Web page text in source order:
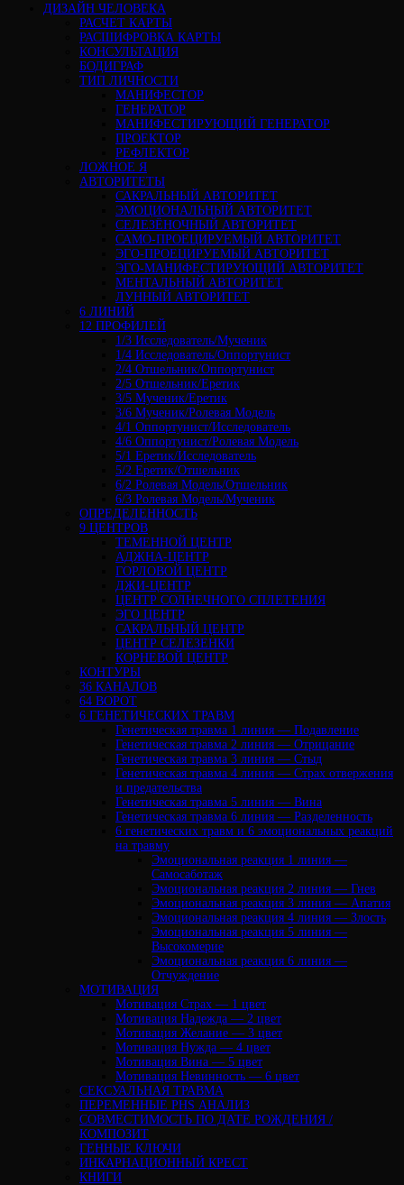
ДИЗАЙН ЧЕЛОВЕКА
РАСЧЕТ КАРТЫ
РАСШИФРОВКА КАРТЫ
КОНСУЛЬТАЦИЯ
БОДИГРАФ
ТИП ЛИЧНОСТИ
МАНИФЕСТОР
ГЕНЕРАТОР
МАНИФЕСТИРУЮЩИЙ ГЕНЕРАТОР
ПРОЕКТОР
РЕФЛЕКТОР
ЛОЖНОЕ Я
АВТОРИТЕТЫ
САКРАЛЬНЫЙ АВТОРИТЕТ
ЭМОЦИОНАЛЬНЫЙ АВТОРИТЕТ
СЕЛЕЗЁНОЧНЫЙ АВТОРИТЕТ
САМО-ПРОЕЦИРУЕМЫЙ АВТОРИТЕТ
ЭГО-ПРОЕЦИРУЕМЫЙ АВТОРИТЕТ
ЭГО-МАНИФЕСТИРУЮЩИЙ АВТОРИТЕТ
МЕНТАЛЬНЫЙ АВТОРИТЕТ
ЛУННЫЙ АВТОРИТЕТ
6 ЛИНИЙ
12 ПРОФИЛЕЙ
1/3 Исследователь/Мученик
1/4 Исследователь/Оппортунист
2/4 Отшельник/Оппортунист
2/5 Отшельник/Еретик
3/5 Мученик/Еретик
3/6 Мученик/Ролевая Модель
4/1 Оппортунист/Исследователь
4/6 Оппортунист/Ролевая Модель
5/1 Еретик/Исследователь
5/2 Еретик/Отшельник
6/2 Ролевая Модель/Отшельник
6/3 Ролевая Модель/Мученик
ОПРЕДЕЛЕННОСТЬ
9 ЦЕНТРОВ
ТЕМЕННОЙ ЦЕНТР
АДЖНА-ЦЕНТР
ГОРЛОВОЙ ЦЕНТР
ДЖИ-ЦЕНТР
ЦЕНТР СОЛНЕЧНОГО СПЛЕТЕНИЯ
ЭГО ЦЕНТР
САКРАЛЬНЫЙ ЦЕНТР
ЦЕНТР СЕЛЕЗЕНКИ
КОРНЕВОЙ ЦЕНТР
КОНТУРЫ
36 КАНАЛОВ
64 ВОРОТ
6 ГЕНЕТИЧЕСКИХ ТРАВМ
Генетическая травма 1 линия — Подавление
Генетическая травма 2 линия — Отрицание
Генетическая травма 3 линия — Стыд
Генетическая травма 4 линия — Страх отвержения
и предательства
Генетическая травма 5 линия — Вина
Генетическая травма 6 линия — Разделенность
6 генетических травм и 6 эмоциональных реакций
на травму
Эмоциональная реакция 1 линия —
Самосаботаж
Эмоциональная реакция 2 линия — Гнев
Эмоциональная реакция 3 линия — Апатия
Эмоциональная реакция 4 линия — Злость
Эмоциональная реакция 5 линия —
Высокомерие
Эмоциональная реакция 6 линия —
Отчуждение
МОТИВАЦИЯ
Мотивация Страх — 1 цвет
Мотивация Надежда — 2 цвет
Мотивация Желание — 3 цвет
Мотивация Нужда — 4 цвет
Мотивация Вина — 5 цвет
Мотивация Невинность — 6 цвет
СЕКСУАЛЬНАЯ ТРАВМА
ПЕРЕМЕННЫЕ PHS АНАЛИЗ
CОВМЕСТИМОСТЬ ПО ДАТЕ РОЖДЕНИЯ /
КОМПОЗИТ
ГЕННЫЕ КЛЮЧИ
ИНКАРНАЦИОННЫЙ КРЕСТ
КНИГИ